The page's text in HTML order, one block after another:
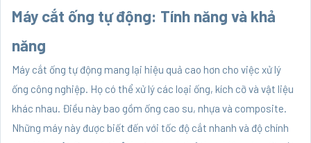
Máy cắt ống tự động: Tính năng và khả
năng
Máy cắt ống tự động mang lại hiệu quả cao hơn cho việc xử lý
ống công nghiệp. Họ có thể xử lý các loại ống, kích cỡ và vật liệu
khác nhau. Điều này bao gồm ống cao su, nhựa và composite.
Những máy này được biết đến với tốc độ cắt nhanh và độ chính